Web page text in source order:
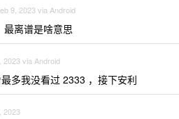
9, 2023 via Android
离谱是啥意思
2023 via Android
多我没看过 2333 ，接下安利
2023